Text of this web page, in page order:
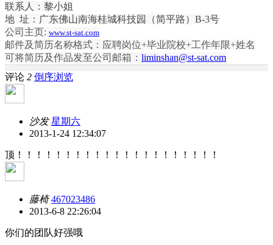
联系人：黎小姐
地 址：广东佛山南海桂城科技园（简平路）B-3号
公司主页: www.st-sat.com
邮件及简历名称格式：应聘岗位+毕业院校+工作年限+姓名
可将简历及作品发至公司邮箱： liminshan@st-sat.com
评论 2 倒序浏览
沙发 星期六
2013-1-24 12:34:07
顶！！！！！！！！！！！！！！！！！！！！！
藤椅 467023486
2013-6-8 22:26:04
你们的团队好强哦